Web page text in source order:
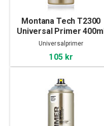
Montana Tech T2300
Universal Primer 400ml
Universalprimer
105 kr